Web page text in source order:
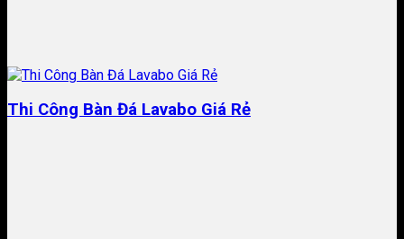
Thi Công Bàn Đá Lavabo Giá Rẻ